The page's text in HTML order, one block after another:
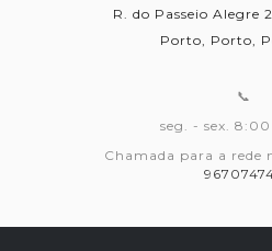
R. do Passeio Alegre
Porto, Porto,
📞
seg. - sex.
Chamada para a rede